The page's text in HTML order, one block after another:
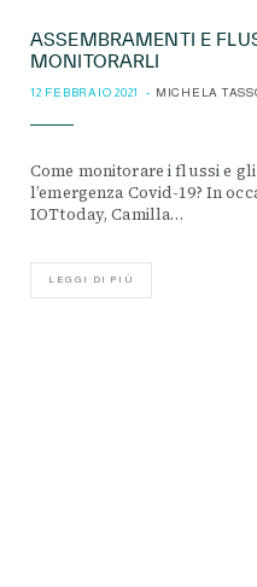
ASSEMBRAMENTI E
MONITORARLI
12 FEBBRAIO 2021 MICHELA
Come monitorare i flussi e
l’emergenza Covid-19? In
IOTtoday, Camilla…
LEGGI DI PIÙ